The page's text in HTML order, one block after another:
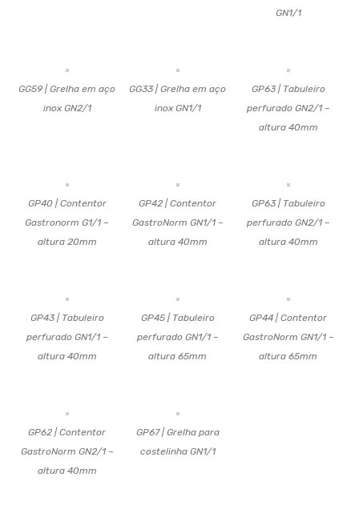
GN1/1
GG59 | Grelha em aço
inox GN2/1
GG33 | Grelha em aço
inox GN1/1
GP63 | Tabuleiro
perfurado GN2/1 –
altura 40mm
GP40 | Contentor
Gastronorm G1/1 –
altura 20mm
GP42 | Contentor
GastroNorm GN1/1 –
altura 40mm
GP63 | Tabuleiro
perfurado GN2/1 –
altura 40mm
GP43 | Tabuleiro
perfurado GN1/1 –
altura 40mm
GP45 | Tabuleiro
perfurado GN1/1 –
altura 65mm
GP44 | Contentor
GastroNorm GN1/1 –
altura 65mm
GP62 | Contentor
GastroNorm GN2/1 –
altura 40mm
GP67 | Grelha para
costelinha GN1/1